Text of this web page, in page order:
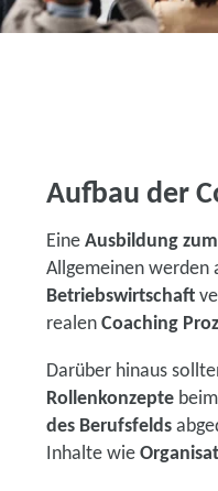
Aufbau der
Eine Ausbildung
Allgemeinen werden
Betriebswirtschaft
realen Coaching
Darüber hinaus
Rollenkonzepte
des Berufsfelds
Inhalte wie